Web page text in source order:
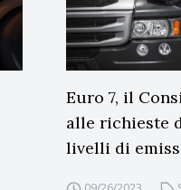
Euro 7, il
alle richieste
livelli di